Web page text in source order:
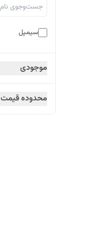
سیمپل
موجودی
محدوده قیمت